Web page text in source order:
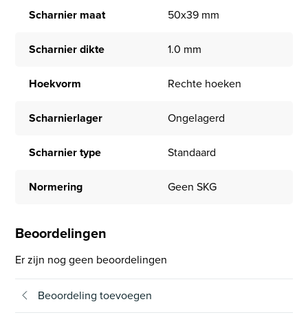
Scharnier maat 50x39 mm
Scharnier dikte 1.0 mm
Hoekvorm Rechte hoeken
Scharnierlager Ongelagerd
Scharnier type Standaard
Normering Geen SKG
Beoordelingen
Er zijn nog geen beoordelingen
Beoordeling toevoegen